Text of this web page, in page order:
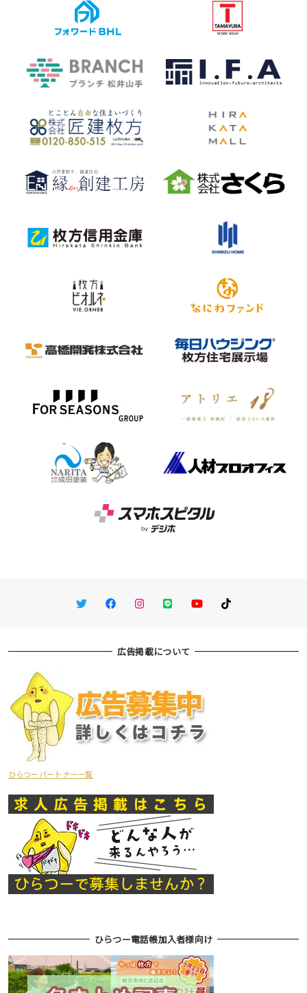
TwitterFacebookInstagram
LINE You TubeTikTok
広告掲載について
ひらつーパートナー一覧
ひらつー電話帳加入者様向け